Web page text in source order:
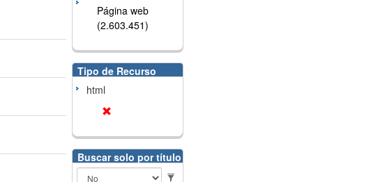
Página web
(2.603.451)
Tipo de Recurso
html
Buscar solo por título